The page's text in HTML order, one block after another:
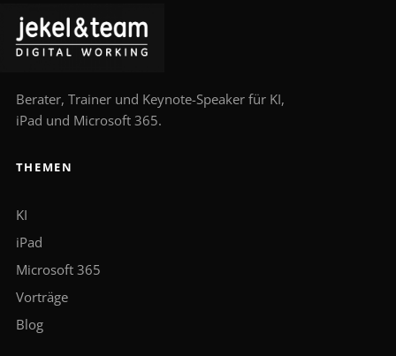
Berater, Trainer und Keynote-Speaker für KI,
iPad und Microsoft 365.
THEMEN
KI
iPad
Microsoft 365
Vorträge
Blog